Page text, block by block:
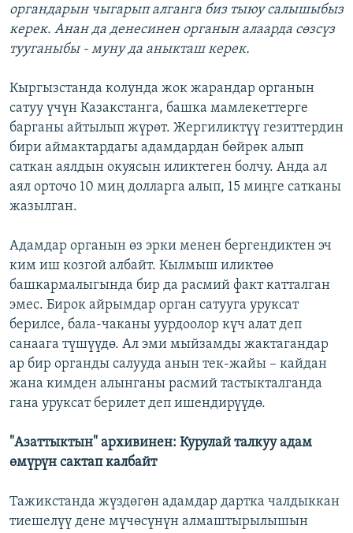
органдарын чыгарып алганга биз тыюу салышыбыз
керек. Анан да денесинен органын алаарда сөзсүз
тууганыбы - муну да аныкташ керек.
Кыргызстанда колунда жок жарандар органын
сатуу үчүн Казакстанга, башка мамлекеттерге
барганы айтылып жүрөт. Жергиликтүү гезиттердин
бири аймактардагы адамдардан бөйрөк алып
саткан аялдын окуясын иликтеген болчу. Анда ал
аял орточо 10 миң долларга алып, 15 миңге сатканы
жазылган.
Адамдар органын өз эрки менен бергендиктен эч
ким иш козгой албайт. Кылмыш иликтөө
башкармалыгында бир да расмий факт катталган
эмес. Бирок айрымдар орган сатууга уруксат
берилсе, бала-чаканы уурдоолор күч алат деп
санаага түшүүдө. Ал эми мыйзамды жактагандар
ар бир органды салууда анын тек-жайы – кайдан
жана кимден алынганы расмий тастыкталганда
гана уруксат берилет деп ишендирүүдө.
"Азаттыктын" архивинен: Курулай талкуу адам
өмүрүн сактап калбайт
Тажикстанда жүздөгөн адамдар дартка чалдыккан
тиешелүү дене мүчөсүнүн алмаштырылышын